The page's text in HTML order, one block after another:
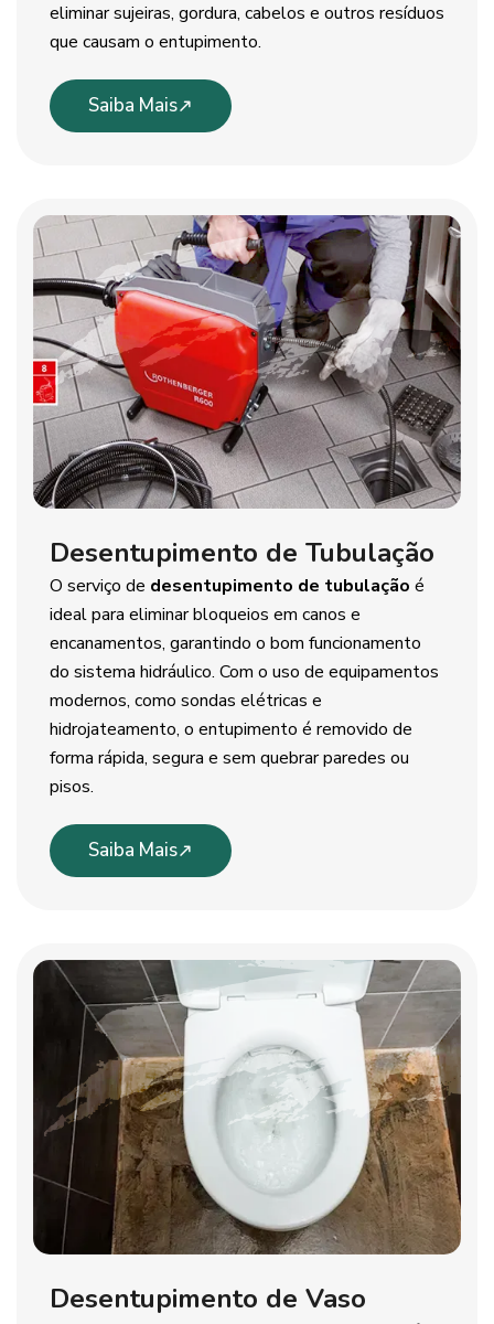
eliminar sujeiras, gordura, cabelos e outros resíduos
que causam o entupimento.
Saiba Mais
Desentupimento de Tubulação
O serviço de desentupimento de tubulação é
ideal para eliminar bloqueios em canos e
encanamentos, garantindo o bom funcionamento
do sistema hidráulico. Com o uso de equipamentos
modernos, como sondas elétricas e
hidrojateamento, o entupimento é removido de
forma rápida, segura e sem quebrar paredes ou
pisos.
Saiba Mais
Desentupimento de Vaso